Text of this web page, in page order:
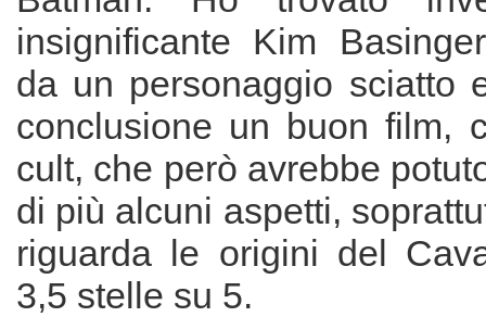
insignificante Kim
da un personaggio sciatto
conclusione un buon film,
cult, che però avrebbe
di più alcuni aspetti,
riguarda le origini del
3,5 stelle su 5.